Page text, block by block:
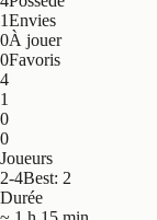
1Envies
0À jouer
0Favoris
4
1
0
0
Joueurs
2-4Best: 2
Durée